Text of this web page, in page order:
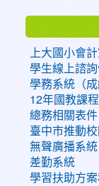
上大國小會
學生線上諮
學務系統（成
12年國教課
總務相關表件
臺中市推動
無聲廣播系統
差勤系統
學習扶助方